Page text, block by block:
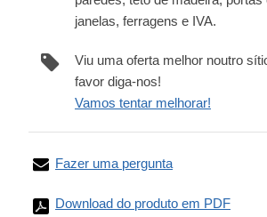
janelas, ferragens e IVA.
Viu uma oferta melhor noutro
favor diga-nos!
Vamos tentar melhorar!
Fazer uma pergunta
Download do produto em PDF